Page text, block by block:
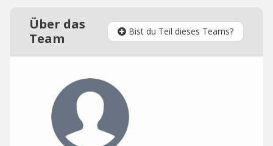
Über das
Team
Bist du Teil dieses Teams?